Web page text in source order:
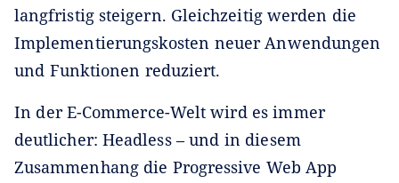
langfristig steigern. Gleichzeitig werden die
Implementierungskosten neuer Anwendungen
und Funktionen reduziert.
In der E-Commerce-Welt wird es immer
deutlicher: Headless – und in diesem
Zusammenhang die Progressive Web App